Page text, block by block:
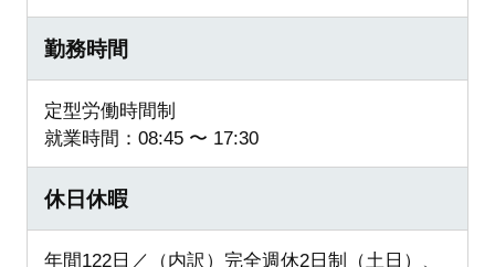
勤務時間
定型労働時間制
就業時間：08:45 〜 17:30
休日休暇
年間122日／（内訳）完全週休2日制（土日）、